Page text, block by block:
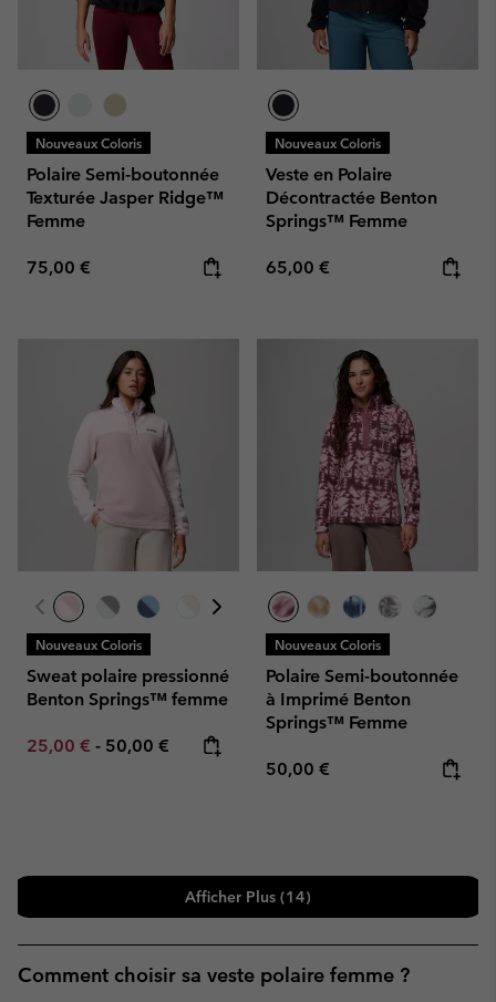
Nouveaux Coloris
Polaire Semi-boutonnée
Texturée Jasper Ridge™
Femme
Regular price:
75,00 €
Nouveaux Coloris
Veste en Polaire
Décontractée Benton
Springs™ Femme
Regular price:
65,00 €
Nouveaux Coloris
Sweat polaire pressionné
Benton Springs™ femme
Minimum sale price:
25,00 € - Maximum price:
50,00 €
Nouveaux Coloris
Polaire Semi-boutonnée
à Imprimé Benton
Springs™ Femme
Regular price:
50,00 €
Afficher Plus (14)
Comment choisir sa veste polaire femme ?